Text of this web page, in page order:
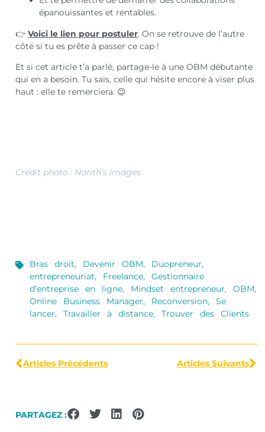
épanouissantes et rentables.
👉Voici le lien pour postuler. On se retrouve de l’autre
côté si tu es prête à passer ce cap !
Et si cet article t’a parlé, partage-le à une OBM débutante
qui en a besoin. Tu sais, celle qui hésite encore à viser plus
haut : elle te remerciera. 😉
Crédit photo : Narith’s Images
Bras droit, Devenir OBM, Duopreneur,
entrepreneuriat, Freelance,Gestionnaire
d’entreprise en ligne, Mindset entrepreneur,OBM,
Online Business Manager, Reconversion,Se
lancer,Travailler à distance,Trouver des Clients
Articles Précédents Articles Suivants
PARTAGEZ :